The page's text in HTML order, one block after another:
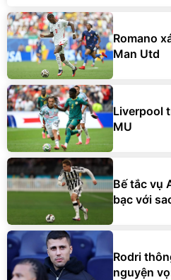
Romano
Man Utd
Liverpool
MU
Bế tắc vụ
bạc với
Rodri
nguyện